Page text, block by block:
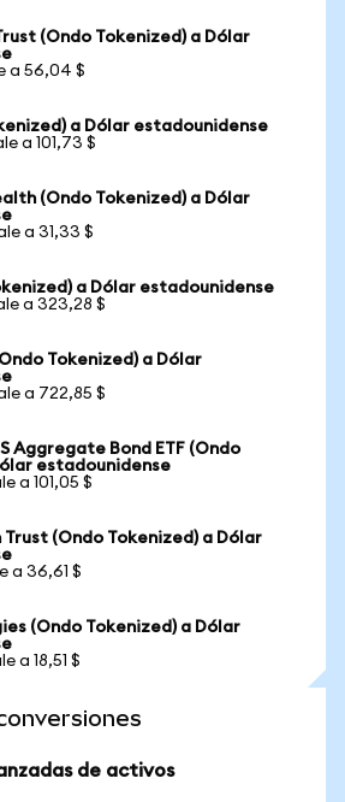
(Ondo Tokenized) a Dólar
a 56,04 $
a Dólar estadounidense
a 101,73 $
(Ondo Tokenized) a Dólar
a 31,33 $
a Dólar estadounidense
a 323,28 $
Tokenized) a Dólar
a 722,85 $
Aggregate Bond ETF (Ondo
estadounidense
a 101,05 $
Trust (Ondo Tokenized) a Dólar
a 36,61 $
(Ondo Tokenized) a Dólar
a 18,51 $
de activos